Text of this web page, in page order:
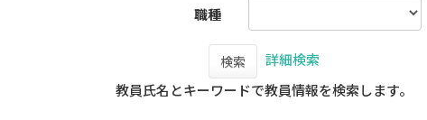
職種
検索
詳細検索
教員氏名とキーワードで教員情報を検索します。